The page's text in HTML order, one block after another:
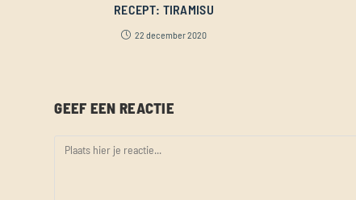
RECEPT: TIRAMISU
22 december 2020
GEEF EEN REACTIE